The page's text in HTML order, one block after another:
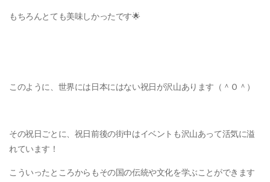
もちろんとても美味しかったです🌟
このように、世界には日本にはない祝日が沢山あります（＾Ｏ＾）
その祝日ごとに、祝日前後の街中はイベントも沢山あって活気に溢
れています！
こういったところからもその国の伝統や文化を学ぶことができます